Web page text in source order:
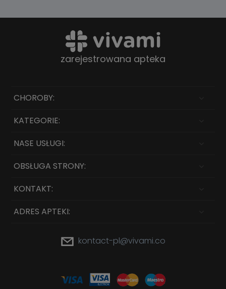
zarejestrowana apteka
CHOROBY:
KATEGORIE:
NASE USŁUGI:
OBSŁUGA STRONY:
KONTAKT:
ADRES APTEKI:
kontact-pl@vivami.co